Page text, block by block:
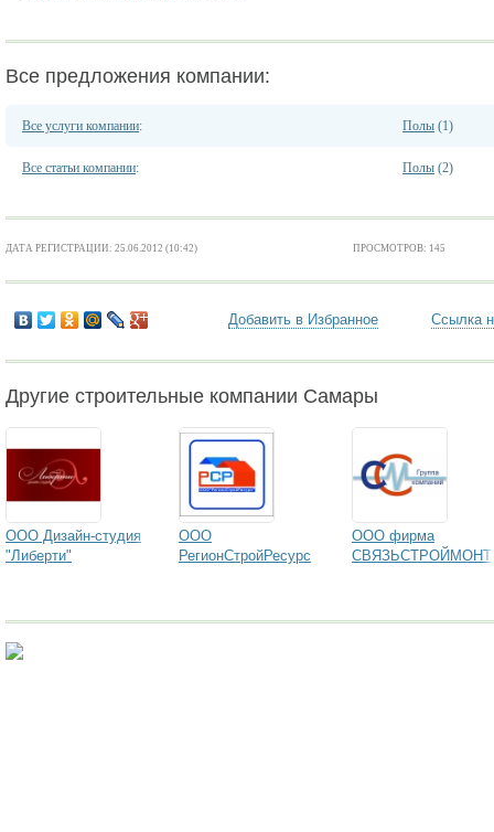
Все предложения компании:
Все услуги компании: Полы (1)
Все статьи компании: Полы (2)
ДАТА РЕГИСТРАЦИИ: 25.06.2012 (10:42) ПРОСМОТРОВ: 145
Добавить в Избранное Ссылка
Другие строительные компании Самары
ООО Дизайн-студия
"Либерти"
ООО
РегионСтройРесурс
ООО фирма